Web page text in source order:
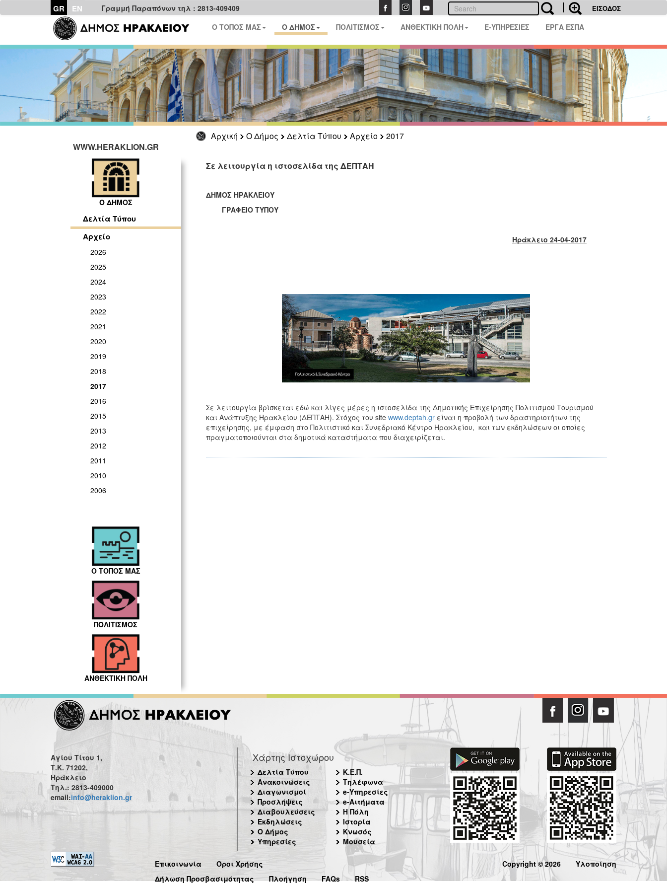
GR EN Γραμμή Παραπόνων τηλ : 2813-409409 ΕΙΣΟΔΟΣ
Ο ΤΟΠΟΣ ΜΑΣ Ο ΔΗΜΟΣ ΠΟΛΙΤΙΣΜΟΣ ΑΝΘΕΚΤΙΚΗ ΠΟΛΗ E-ΥΠΗΡΕΣΙΕΣ ΕΡΓΑ ΕΣΠΑ
Αρχική Ο Δήμος Δελτία Τύπου Αρχείο
2017
WWW.HERAKLION.GR
Ο ΔΗΜΟΣ
Δελτία Τύπου
Αρχείο
2026
2025
2024
2023
2022
2021
2020
2019
2018
2017
2016
2015
2013
2012
2011
2010
2006
Ο ΤΟΠΟΣ ΜΑΣ
ΠΟΛΙΤΙΣΜΟΣ
ΑΝΘΕΚΤΙΚΗ ΠΟΛΗ
Σε λειτουργία η ιστοσελίδα της ΔΕΠΤΑΗ
ΔΗΜΟΣ ΗΡΑΚΛΕΙΟΥ
ΓΡΑΦΕΙΟ ΤΥΠΟΥ
Ηράκλειο 24-04-2017
Σε λειτουργία βρίσκεται εδώ και λίγες μέρες η ιστοσελίδα της Δημοτικής Επιχείρησης Πολιτισμού Τουρισμού
και Ανάπτυξης Ηρακλείου (ΔΕΠΤΑΗ). Στόχος του site www.deptah.grείναι η προβολή των δραστηριοτήτων της
επιχείρησης, με έμφαση στο Πολιτιστικό και Συνεδριακό Κέντρο Ηρακλείου, και των εκδηλώσεων οι οποίες
πραγματοποιούνται στα δημοτικά καταστήματα που διαχειρίζεται.
Αγίου Τίτου 1,
Τ.Κ. 71202,
Ηράκλειο
Τηλ.: 2813-409000
email:info@heraklion.gr
Χάρτης Ιστοχώρου
Δελτία Τύπου
Ανακοινώσεις
Διαγωνισμοί
Προσλήψεις
Διαβουλεύσεις
Εκδηλώσεις
Ο Δήμος
Υπηρεσίες
Κ.Ε.Π.
Τηλέφωνα
e-Υπηρεσίες
e-Αιτήματα
Η Πόλη
Ιστορία
Κνωσός
Μουσεία
Επικοινωνία
Όροι Χρήσης
Δήλωση Προσβασιμότητας
Πλοήγηση FAQs RSS
Copyright © 2026 Υλοποίηση